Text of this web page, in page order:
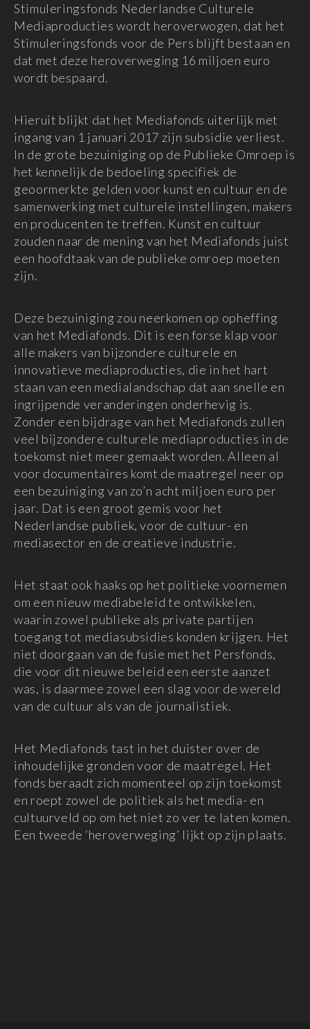
Stimuleringsfonds Nederlandse Culturele
Mediaproducties wordt heroverwogen, dat het
Stimuleringsfonds voor de Pers blijft bestaan en
dat met deze heroverweging 16 miljoen euro
wordt bespaard.
Hieruit blijkt dat het Mediafonds uiterlijk met
ingang van 1 januari 2017 zijn subsidie verliest.
In de grote bezuiniging op de Publieke Omroep is
het kennelijk de bedoeling specifiek de
geoormerkte gelden voor kunst en cultuur en de
samenwerking met culturele instellingen, makers
en producenten te treffen. Kunst en cultuur
zouden naar de mening van het Mediafonds juist
een hoofdtaak van de publieke omroep moeten
zijn.
Deze bezuiniging zou neerkomen op opheffing
van het Mediafonds. Dit is een forse klap voor
alle makers van bijzondere culturele en
innovatieve mediaproducties, die in het hart
staan van een medialandschap dat aan snelle en
ingrijpende veranderingen onderhevig is.
Zonder een bijdrage van het Mediafonds zullen
veel bijzondere culturele mediaproducties in de
toekomst niet meer gemaakt worden. Alleen al
voor documentaires komt de maatregel neer op
een bezuiniging van zo’n acht miljoen euro per
jaar. Dat is een groot gemis voor het
Nederlandse publiek, voor de cultuur- en
mediasector en de creatieve industrie.
Het staat ook haaks op het politieke voornemen
om een nieuw mediabeleid te ontwikkelen,
waarin zowel publieke als private partijen
toegang tot mediasubsidies konden krijgen. Het
niet doorgaan van de fusie met het Persfonds,
die voor dit nieuwe beleid een eerste aanzet
was, is daarmee zowel een slag voor de wereld
van de cultuur als van de journalistiek.
Het Mediafonds tast in het duister over de
inhoudelijke gronden voor de maatregel. Het
fonds beraadt zich momenteel op zijn toekomst
en roept zowel de politiek als het media- en
cultuurveld op om het niet zo ver te laten komen.
Een tweede ‘heroverweging’ lijkt op zijn plaats.